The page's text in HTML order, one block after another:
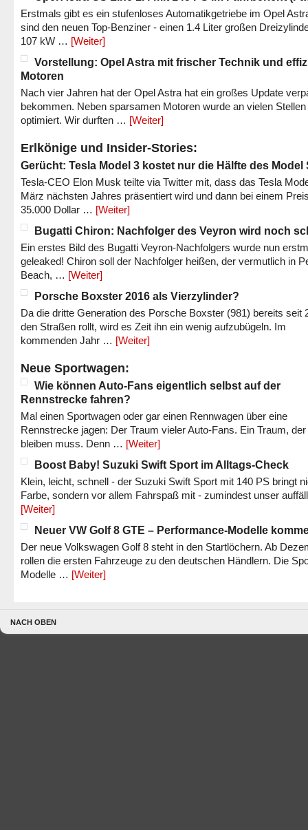
Erstmals gibt es ein stufenloses Automatikgetriebe im Opel
sind den neuen Top-Benziner - einen 1.4 Liter großen
107 kW … [Weiter]
Vorstellung: Opel Astra mit frischer Technik und
Motoren
Nach vier Jahren hat der Opel Astra hat ein großes Update
bekommen. Neben sparsamen Motoren wurde an vielen Stellen
optimiert. Wir durften … [Weiter]
Erlkönige und Insider-Stories:
Gerücht: Tesla Model 3 kostet nur die Hälfte des Model
Tesla-CEO Elon Musk teilte via Twitter mit, dass das Tesla
März nächsten Jahres präsentiert wird und dann bei einem
35.000 Dollar … [Weiter]
Bugatti Chiron: Nachfolger des Veyron wird noch
Ein erstes Bild des Bugatti Veyron-Nachfolgers wurde nun
geleaked! Chiron soll der Nachfolger heißen, der vermutlich in
Beach, … [Weiter]
Porsche Boxster 2016 als Vierzylinder?
Da die dritte Generation des Porsche Boxster (981) bereits seit
den Straßen rollt, wird es Zeit ihn ein wenig aufzubügeln. Im
kommenden Jahr … [Weiter]
Neue Sportwagen:
Wie können Auto-Fans eigentlich selbst auf der
Rennstrecke fahren?
Mal einen Sportwagen oder gar einen Rennwagen über eine
Rennstrecke jagen: Der Traum vieler Auto-Fans. Ein Traum,
bleiben muss. Denn … [Weiter]
Boost Baby! Suzuki Swift Sport im Alltags-Check
Klein, leicht, schnell - der Suzuki Swift Sport mit 140 PS bringt
Farbe, sondern vor allem Fahrspaß mit - zumindest unser
[Weiter]
Neuer VW Golf 8 GTE – Performance-Modelle
Der neue Volkswagen Golf 8 steht in den Startlöchern. Ab
rollen die ersten Fahrzeuge zu den deutschen Händlern. Die
Modelle … [Weiter]
NACH OBEN